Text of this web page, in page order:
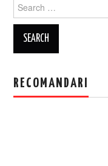
for:
RECOMANDARI